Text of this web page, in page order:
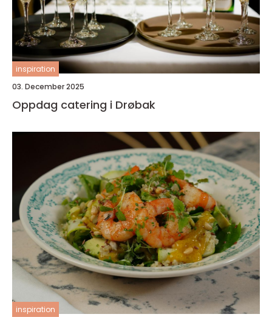
inspiration
03. December 2025
Oppdag catering i Drøbak
inspiration